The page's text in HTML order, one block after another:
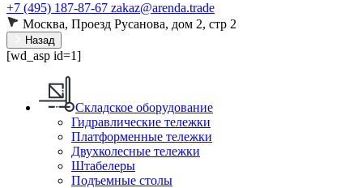
+7 (495) 187-87-67 zakaz@arenda.trade
Москва, Проезд Русанова, дом 2, стр 2
Назад
[wd_asp id=1]
Складское оборудование
Гидравлические тележки
Платформенные тележки
Двухколесные тележки
Штабелеры
Подъемные столы